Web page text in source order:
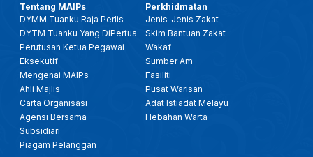
Tentang MAIPs
DYMM Tuanku Raja Perlis
DYTM Tuanku Yang DiPertua
Perutusan Ketua Pegawai
Eksekutif
Mengenai MAIPs
Ahli Majlis
Carta Organisasi
Agensi Bersama
Subsidiari
Piagam Pelanggan
Perkhidmatan
Jenis-Jenis Zakat
Skim Bantuan Zakat
Wakaf
Sumber Am
Fasiliti
Pusat Warisan
Adat Istiadat Melayu
Hebahan Warta